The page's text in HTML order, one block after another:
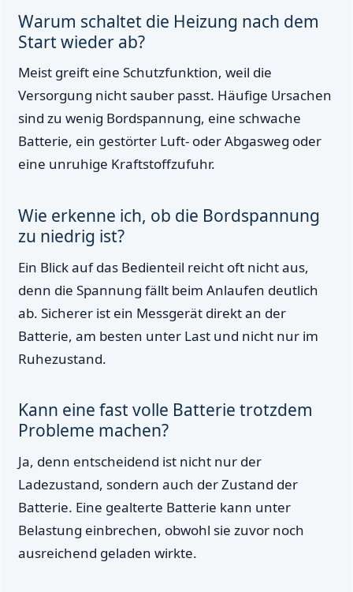
Warum schaltet die Heizung nach dem
Start wieder ab?
Meist greift eine Schutzfunktion, weil die
Versorgung nicht sauber passt. Häufige Ursachen
sind zu wenig Bordspannung, eine schwache
Batterie, ein gestörter Luft- oder Abgasweg oder
eine unruhige Kraftstoffzufuhr.
Wie erkenne ich, ob die Bordspannung
zu niedrig ist?
Ein Blick auf das Bedienteil reicht oft nicht aus,
denn die Spannung fällt beim Anlaufen deutlich
ab. Sicherer ist ein Messgerät direkt an der
Batterie, am besten unter Last und nicht nur im
Ruhezustand.
Kann eine fast volle Batterie trotzdem
Probleme machen?
Ja, denn entscheidend ist nicht nur der
Ladezustand, sondern auch der Zustand der
Batterie. Eine gealterte Batterie kann unter
Belastung einbrechen, obwohl sie zuvor noch
ausreichend geladen wirkte.